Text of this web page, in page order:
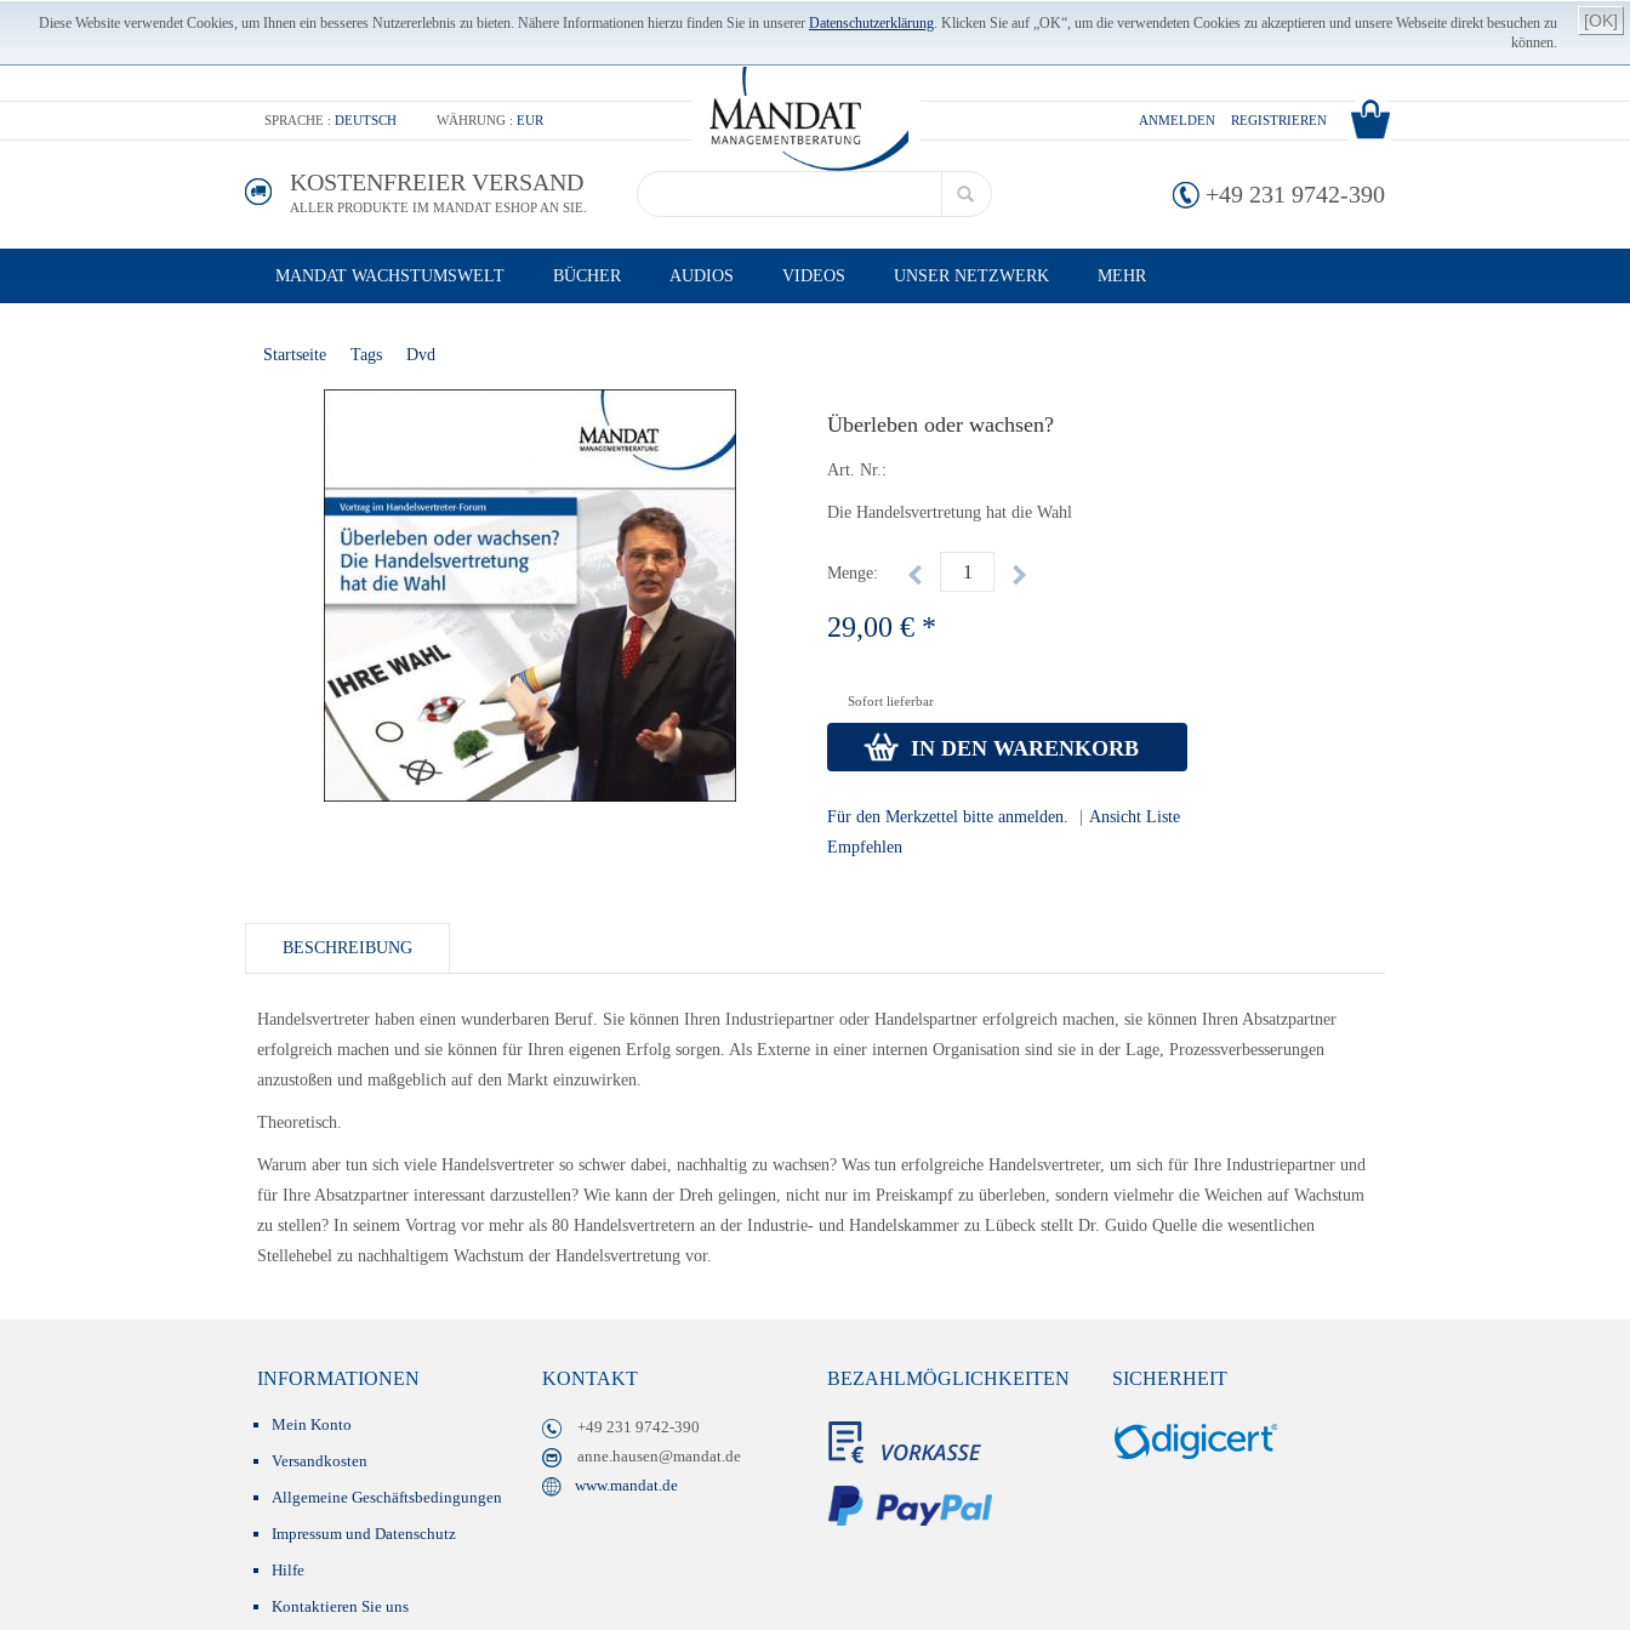
Diese Website verwendet Cookies, um Ihnen ein besseres Nutzererlebnis zu bieten. Nähere Informationen hierzu finden Sie in unserer Datenschutzerklärung. Klicken Sie auf „OK“, um die verwendeten Cookies zu akzeptieren und unsere Webseite direkt besuchen zu
können.
[OK]
SPRACHE : DEUTSCH WÄHRUNG : EUR ANMELDEN REGISTRIEREN
KOSTENFREIER VERSAND
ALLER PRODUKTE IM MANDAT ESHOP AN SIE. +49 231 9742-390
MANDAT WACHSTUMSWELT BÜCHER AUDIOS VIDEOS UNSER NETZWERK MEHR
Startseite Tags Dvd
Überleben oder wachsen?
Art. Nr.:
Die Handelsvertretung hat die Wahl
Menge:
29,00 € *
Sofort lieferbar
IN DEN WARENKORB
Für den Merkzettel bitte anmelden.
Ansicht Liste
Empfehlen
BESCHREIBUNG
Handelsvertreter haben einen wunderbaren Beruf. Sie können Ihren Industriepartner oder Handelspartner erfolgreich machen, sie können Ihren Absatzpartner
erfolgreich machen und sie können für Ihren eigenen Erfolg sorgen. Als Externe in einer internen Organisation sind sie in der Lage, Prozessverbesserungen
anzustoßen und maßgeblich auf den Markt einzuwirken.
Theoretisch.
Warum aber tun sich viele Handelsvertreter so schwer dabei, nachhaltig zu wachsen? Was tun erfolgreiche Handelsvertreter, um sich für Ihre Industriepartner und
für Ihre Absatzpartner interessant darzustellen? Wie kann der Dreh gelingen, nicht nur im Preiskampf zu überleben, sondern vielmehr die Weichen auf Wachstum
zu stellen? In seinem Vortrag vor mehr als 80 Handelsvertretern an der Industrie- und Handelskammer zu Lübeck stellt Dr. Guido Quelle die wesentlichen
Stellehebel zu nachhaltigem Wachstum der Handelsvertretung vor.
INFORMATIONEN
Mein Konto
Versandkosten
Allgemeine Geschäftsbedingungen
Impressum und Datenschutz
Hilfe
Kontaktieren Sie uns
KONTAKT
+49 231 9742-390
anne.hausen@mandat.de
www.mandat.de
BEZAHLMÖGLICHKEITEN SICHERHEIT